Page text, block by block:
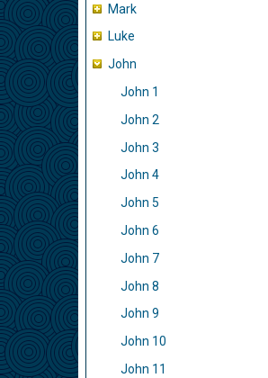
Mark
Luke
John
John 1
John 2
John 3
John 4
John 5
John 6
John 7
John 8
John 9
John 10
John 11